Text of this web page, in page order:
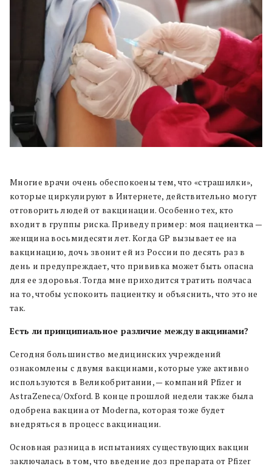
Многие врачи очень обеспокоены тем, что «страшилки»,
которые циркулируют в Интернете, действительно могут
отговорить людей от вакцинации. Особенно тех, кто
входит в группы риска. Приведу пример: моя пациентка —
женщина восьмидесяти лет. Когда GP вызывает ее на
вакцинацию, дочь звонит ей из России по десять раз в
день и предупреждает, что прививка может быть опасна
для ее здоровья. Тогда мне приходится тратить полчаса
на то, чтобы успокоить пациентку и объяснить, что это не
так.
Есть ли принципиальное различие между вакцинами?
Сегодня большинство медицинских учреждений
ознакомлены с двумя вакцинами, которые уже активно
используются в Великобритании, — компаний Pfizer и
AstrаZeneca/Oxford. В конце прошлой недели также была
одобрена вакцина от Moderna, которая тоже будет
внедряться в процесс вакцинации.
Основная разница в испытаниях существующих вакцин
заключалась в том, что введение доз препарата от Pfizer